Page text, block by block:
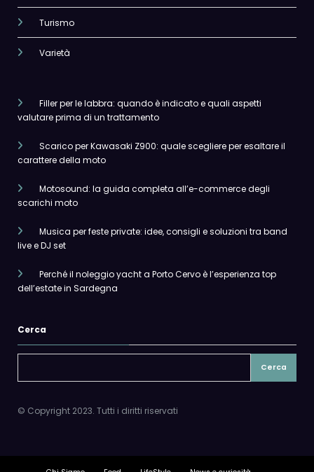
Turismo
Varietà
Filler per le labbra: quando è indicato e quali aspetti
valutare prima di un trattamento
Scarico per Kawasaki Z900: quale scegliere per esaltare il
carattere della moto
Motosound: la guida completa all’e-commerce degli
scarichi moto
Musica per feste private: idee, consigli e soluzioni tra band
live e DJ set
Perché il noleggio yacht a Porto Cervo è l’esperienza top
dell’estate in Sardegna
Cerca
Cerca
© Copyright 2023. Tutti i diritti riservati